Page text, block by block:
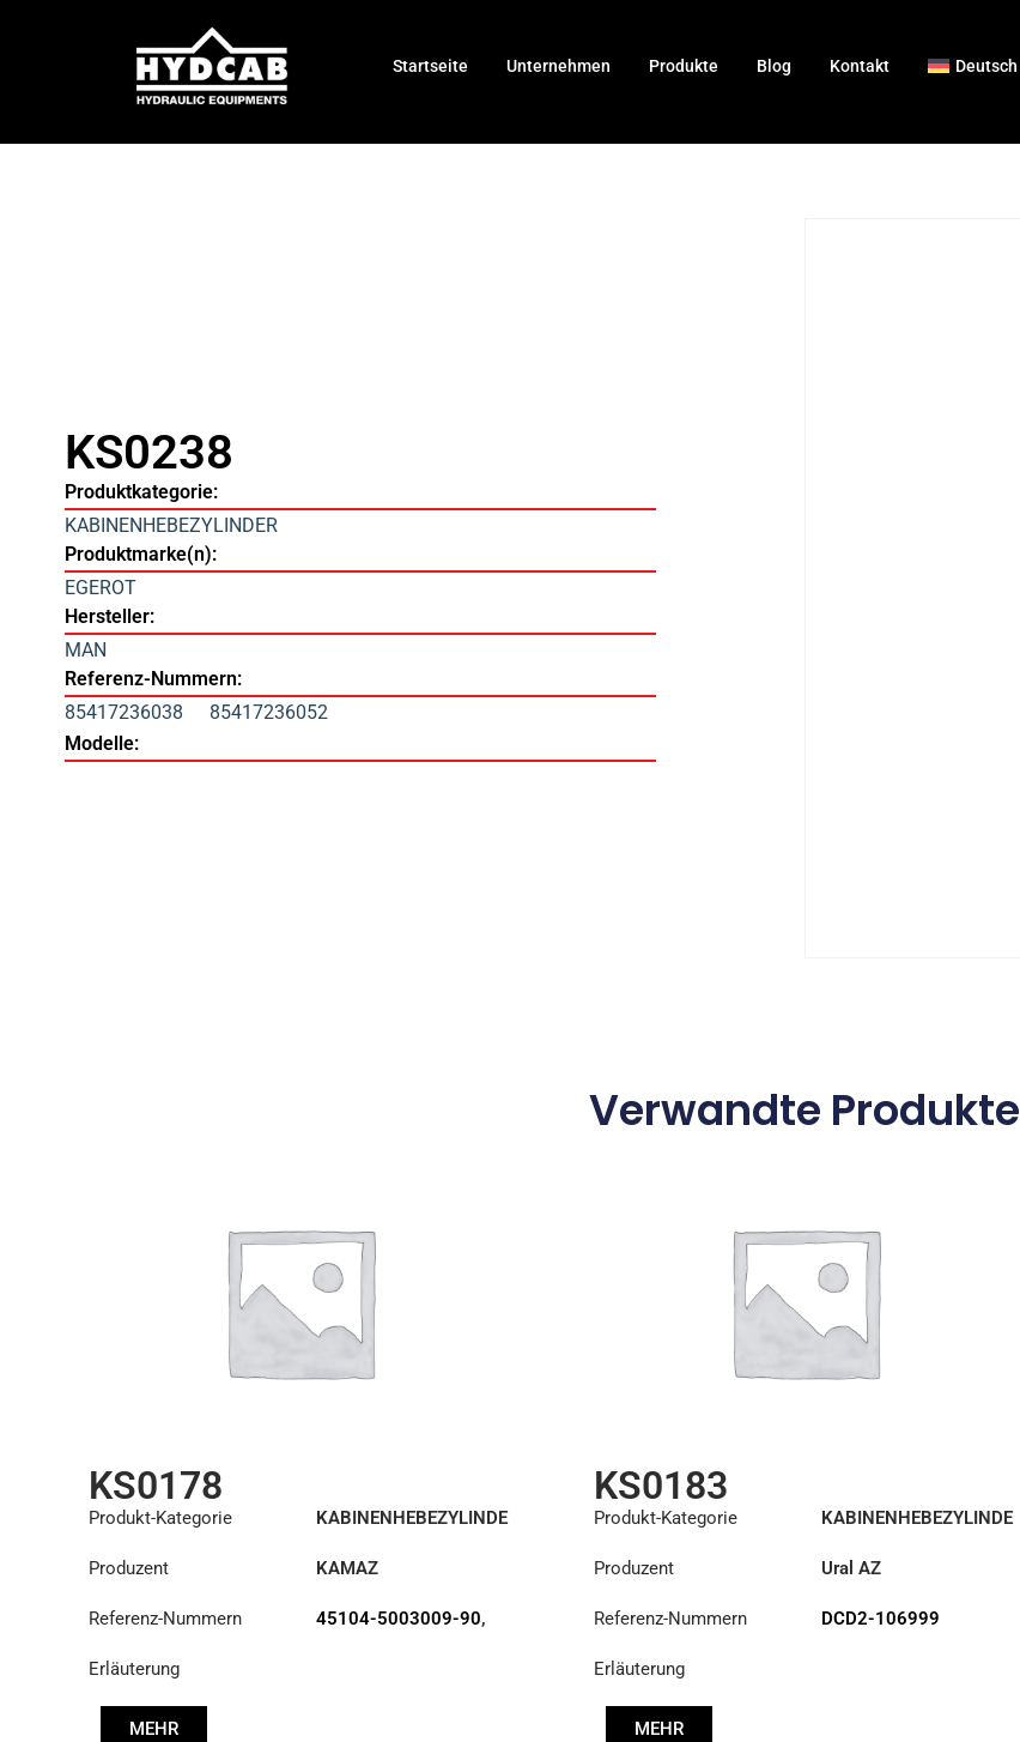
Startseite Unternehmen Produkte Blog Kontakt Deutsch
KS0238
Produktkategorie:
KABINENHEBEZYLINDER
Produktmarke(n):
EGEROT
Hersteller:
MAN
Referenz-Nummern:
85417236038
85417236052
Modelle:
Verwandte Produkte
KS0178
Produkt-Kategorie
KABINENHEBEZYLINDE
Produzent
KAMAZ
Referenz-Nummern 45104-5003009-90,
Erläuterung
MEHR
KS0183
Produkt-Kategorie
KABINENHEBEZYLINDE
Produzent
Ural AZ
Referenz-Nummern DCD2-106999
Erläuterung
MEHR